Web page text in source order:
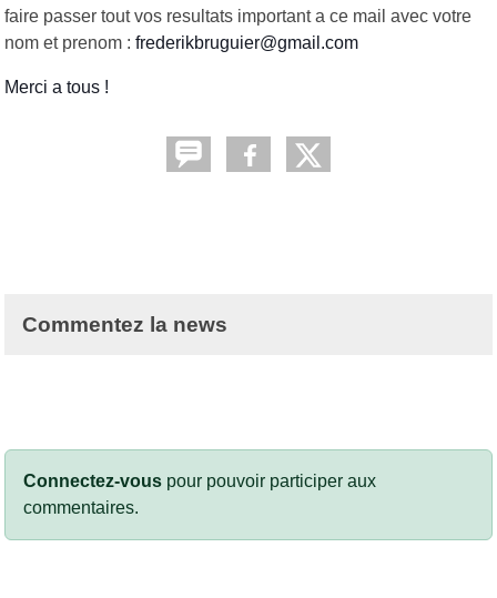
faire passer tout vos resultats important a ce mail avec votre
nom et prenom : frederikbruguier@gmail.com
Merci a tous !
Commentez la news
Connectez-vous pour pouvoir participer aux
commentaires.